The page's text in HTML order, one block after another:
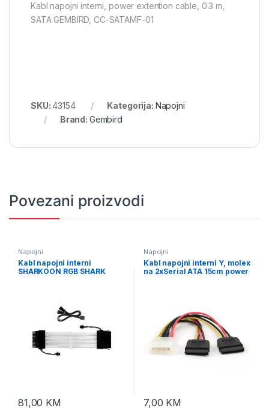
Kabl napojni interni, power extention cable, 0.3 m,
SATA GEMBIRD, CC-SATAMF-01
SKU:43154 Kategorija: Napojni
Brand: Gembird
Povezani proizvodi
Napojni
Kabl napojni interni
SHARKOON RGB SHARK
81,00 KM
Napojni
Kabl napojni interni Y, molex
na 2xSerial ATA 15cm power
7,00 KM